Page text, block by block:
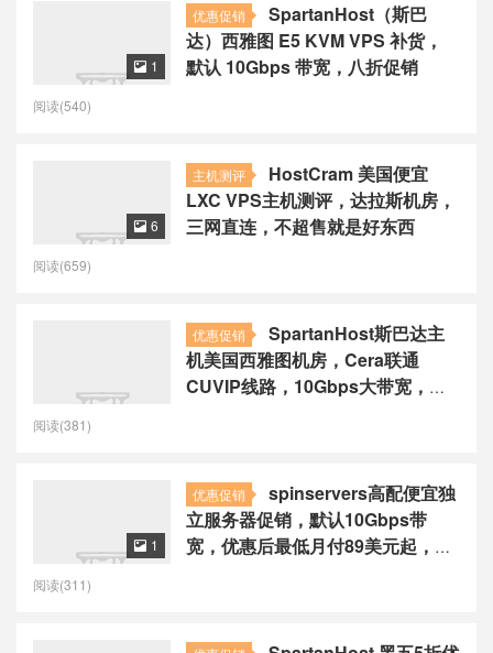
优惠促销
SpartanHost（斯巴
达）西雅图 E5 KVM VPS 补货，
默认 10Gbps 带宽，八折促销
 1
阅读(540)
主机测评
HostCram 美国便宜
LXC VPS主机测评，达拉斯机房，
三网直连，不超售就是好东西
 6
阅读(659)
优惠促销
SpartanHost斯巴达主
机美国西雅图机房，Cera联通
CUVIP线路，10Gbps大带宽，
阅读(381)
优惠促销
spinservers高配便宜独
立服务器促销，默认10Gbps带
宽，优惠后最低月付89美元起，可
 1
阅读(311)